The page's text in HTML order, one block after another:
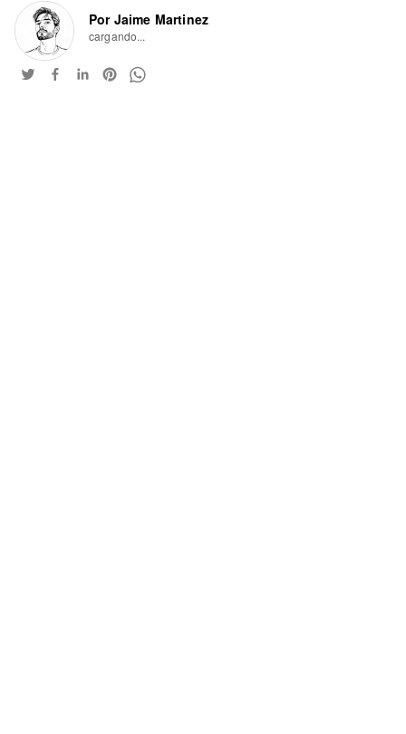
Por Jaime Martinez
cargando...